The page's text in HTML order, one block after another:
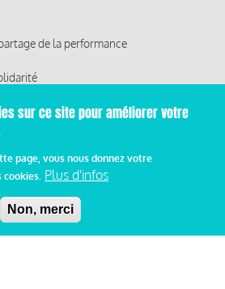
de la performance
Social - Réalisé parCafffeine
sur ce site pour améliorer votre
page, vous nous donnez votre
cookies. Plus d'infos
Non, merci